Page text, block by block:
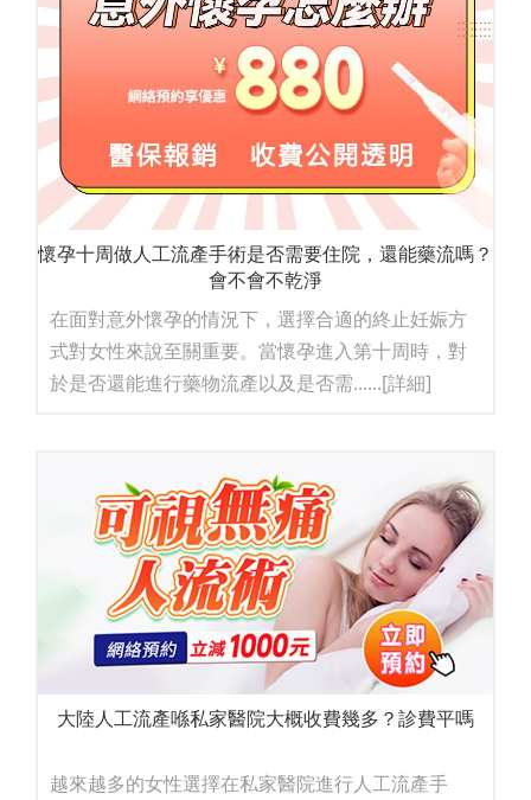
懷孕十周做人工流產手術是否需要住院，還能藥流嗎？
會不會不乾淨
在面對意外懷孕的情況下，選擇合適的終止妊娠方
式對女性來說至關重要。當懷孕進入第十周時，對
於是否還能進行藥物流產以及是否需......[詳細]
大陸人工流產喺私家醫院大概收費幾多？診費平嗎
越來越多的女性選擇在私家醫院進行人工流產手